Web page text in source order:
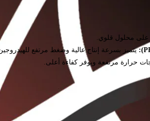
على محلول قلوي.
يتميز بسرعة إنتاج عالية وضغط مرتفع
حرارة مرتفعة ويوفر كفاءة أعلى.